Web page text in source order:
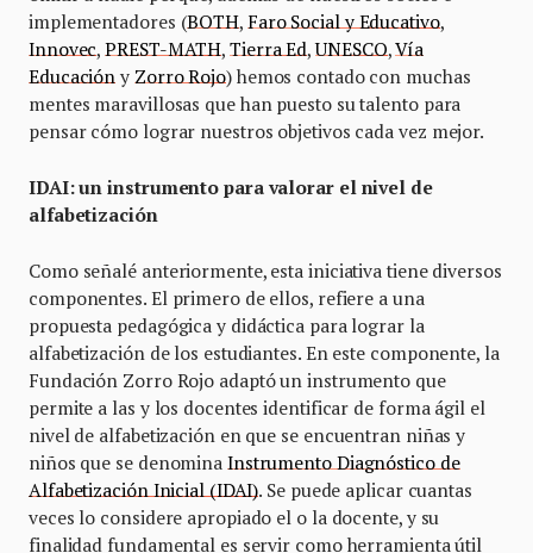
implementadores (BOTH, Faro Social y Educativo,
Innovec,PREST-MATH,Tierra Ed,UNESCO,Vía
Educación y Zorro Rojo) hemos contado con muchas
mentes maravillosas que han puesto su talento para
pensar cómo lograr nuestros objetivos cada vez mejor.
IDAI: un instrumento para valorar el nivel de
alfabetización
Como señalé anteriormente, esta iniciativa tiene diversos
componentes. El primero de ellos, refiere a una
propuesta pedagógica y didáctica para lograr la
alfabetización de los estudiantes. En este componente, la
Fundación Zorro Rojo adaptó un instrumento que
permite a las y los docentes identificar de forma ágil el
nivel de alfabetización en que se encuentran niñas y
niños que se denomina Instrumento Diagnóstico de
Alfabetización Inicial (IDAI). Se puede aplicar cuantas
veces lo considere apropiado el o la docente, y su
finalidad fundamental es servir como herramienta útil